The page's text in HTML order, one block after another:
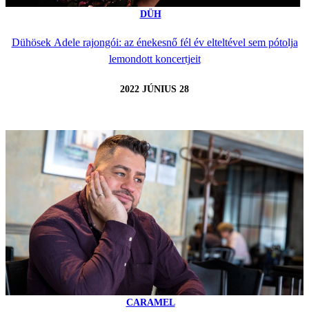
DÜH
Dühösek Adele rajongói: az énekesnő fél év elteltével sem pótolja
lemondott koncertjeit
2022 JÚNIUS 28
CARAMEL